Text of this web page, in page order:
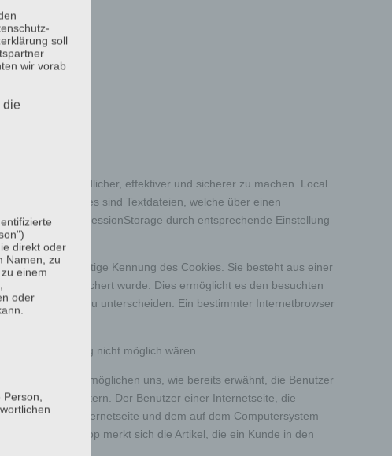
nutzerfreundlicher, effektiver und sicherer zu machen. Local
Cookies sind Textdateien, welche über einen
und SessionStorage durch entsprechende Einstellung
ist eine eindeutige Kennung des Cookies. Sie besteht aus einer
Cookie gespeichert wurde. Dies ermöglicht es den besuchten
enthalten, zu unterscheiden. Ein bestimmter Internetbrowser
Cookie-Setzung nicht möglich wären.
Cookies ermöglichen uns, wie bereits erwähnt, die Benutzer
zu erleichtern. Der Benutzer einer Internetseite, die
dies von der Internetseite und dem auf dem Computersystem
Der Online-Shop merkt sich die Artikel, die ein Kunde in den
soll
wir vorab
die
direkt oder
Namen, zu
einem
oder
Person,